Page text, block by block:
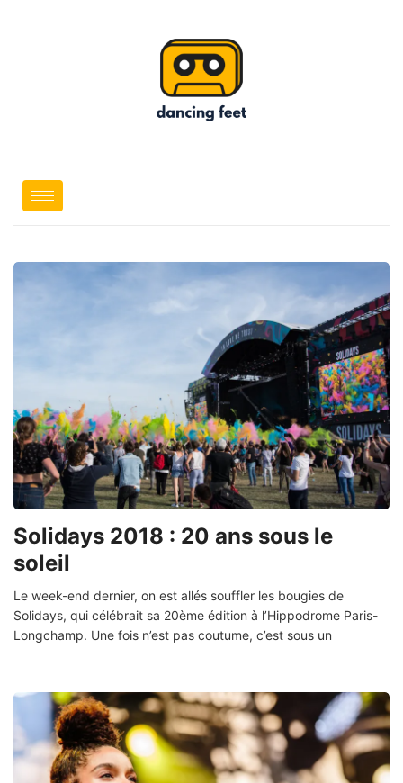
Solidays 2018 : 20 ans sous le
soleil
Le week-end dernier, on est allés souffler les bougies de
Solidays, qui célébrait sa 20ème édition à l’Hippodrome Paris-
Longchamp. Une fois n’est pas coutume, c’est sous un